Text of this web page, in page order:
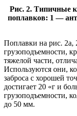
Рис. 2. Типичные
поплавков: 1 —
Поплавки на рис.
грузоподъемности,
тяжелой части,
Используются они,
заброса с хорошей
достигает 20 «г и
грузоподъемности,
до 50 мм.